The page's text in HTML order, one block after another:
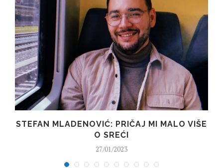
STEFAN MLADENOVIĆ: PRIČAJ MI MALO VIŠE
O SREĆI
27/01/2023